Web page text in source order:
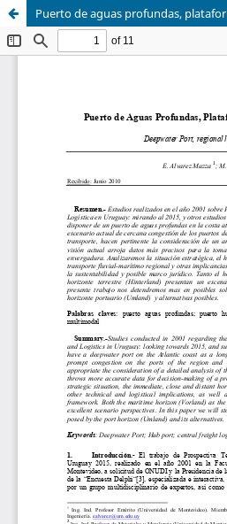
Puerto de aguas profundas,